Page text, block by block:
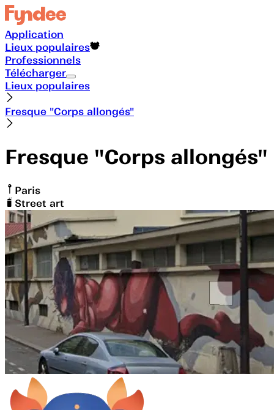
Application
Lieux populaires
Professionnels
Télécharger
Lieux populaires
Fresque "Corps allongés"
Fresque "Corps allongés"
Paris
Street art